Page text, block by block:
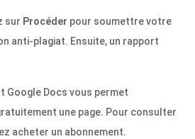
sur Procéder pour soumettre votre
anti-plagiat. Ensuite, un rapport
Google Docs vous permet
une page. Pour consulter
acheter un abonnement.